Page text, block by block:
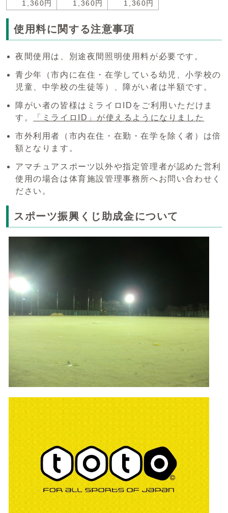
1,360円 1,360円 1,360円
使用料に関する注意事項
夜間使用は、別途夜間照明使用料が必要です。
青少年（市内に在住・在学している幼児、小学校の
児童、中学校の生徒等）、障がい者は半額です。
障がい者の皆様はミライロIDをご利用いただけま
す。
「ミライロID」が使えるようになりました
市外利用者（市内在住・在勤・在学を除く者）は倍
額となります。
アマチュアスポーツ以外や指定管理者が認めた営利
使用の場合は体育施設管理事務所へお問い合わせく
ださい。
スポーツ振興くじ助成金について